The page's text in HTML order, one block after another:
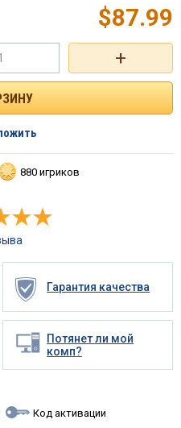
+
$87.99
880 игриков
Гарантия качества
Потянет ли мой
комп?
Код активации